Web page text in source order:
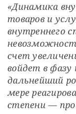
«Динамика
товаров и
внутреннего
счет
войдет в фазу
дальнейший
мере
степени —